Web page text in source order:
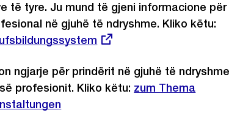
të tyre. Ju mund të gjeni informacione për
në gjuhë të ndryshme. Kliko këtu:
ngjarje për prindërit në gjuhë të ndryshme
profesionit. Kliko këtu: zum Thema